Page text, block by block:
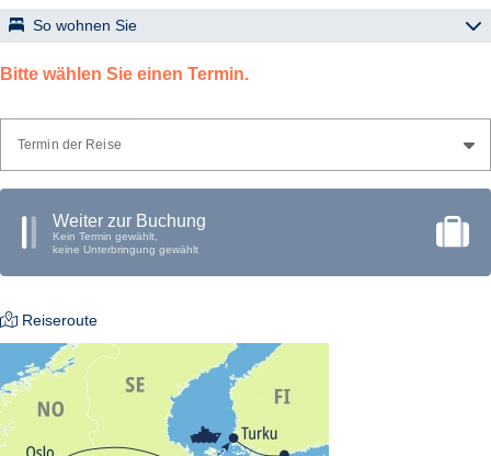
So wohnen Sie
oder DU/WC, TV.
Bitte wählen Sie einen Termin.
Termin der Reise
Weiter zur Buchung
Kein Termin gewählt,
keine Unterbringung gewählt
Reiseroute